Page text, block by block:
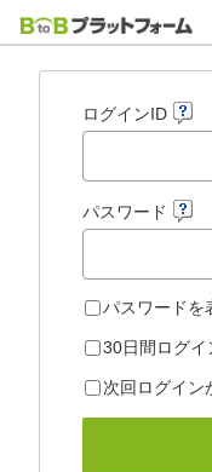
ログインID
パスワード
パスワードを
30日間ログ
次回ログイン